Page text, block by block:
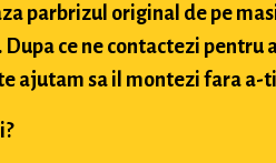
parbrizul original de pe
Dupa ce ne contactezi
ajutam sa il montezi fara a-